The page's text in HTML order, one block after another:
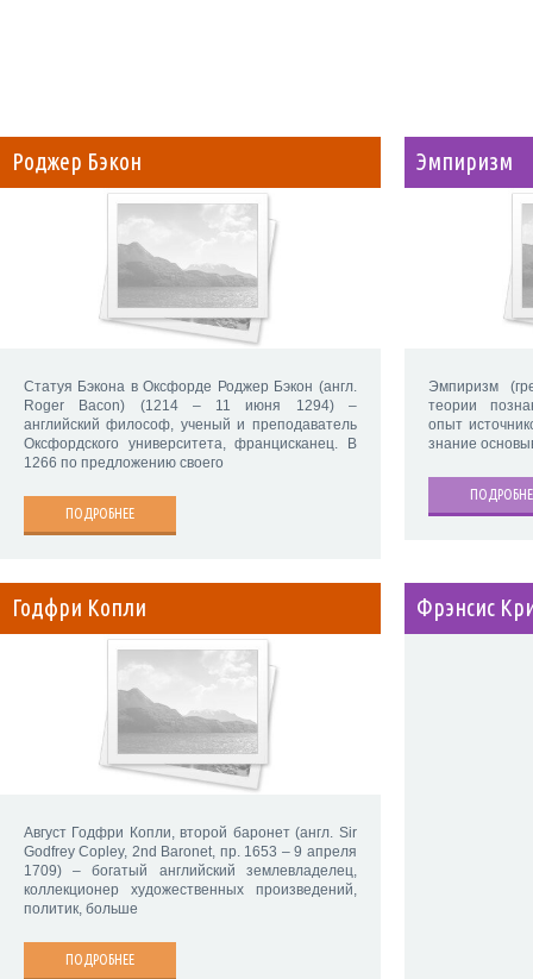
Роджер Бэкон
Статуя Бэкона в Оксфорде Роджер Бэкон (англ.
Roger Bacon) (1214 – 11 июня 1294) –
английский философ, ученый и преподаватель
Оксфордского университета, францисканец. В
1266 по предложению своего
ПОДРОБНЕЕ
Эмпиризм
Эмпиризм
теории
опыт
знание
Годфри Копли
Август Годфри Копли, второй баронет (англ. Sir
Godfrey Copley, 2nd Baronet, пр. 1653 – 9 апреля
1709) – богатый английский землевладелец,
коллекционер художественных произведений,
политик, больше
ПОДРОБНЕЕ
Фрэнсис